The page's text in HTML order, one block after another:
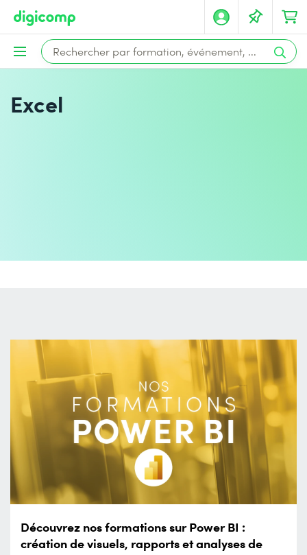
Excel
Découvrez nos formations sur Power BI :
création de visuels, rapports et analyses de